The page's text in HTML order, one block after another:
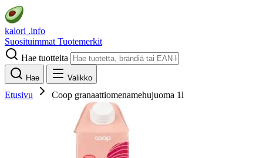
kalori .info
Suosituimmat Tuotemerkit
Hae tuotteita
Hae Valikko
Etusivu Coop granaattiomenamehujuoma 1l